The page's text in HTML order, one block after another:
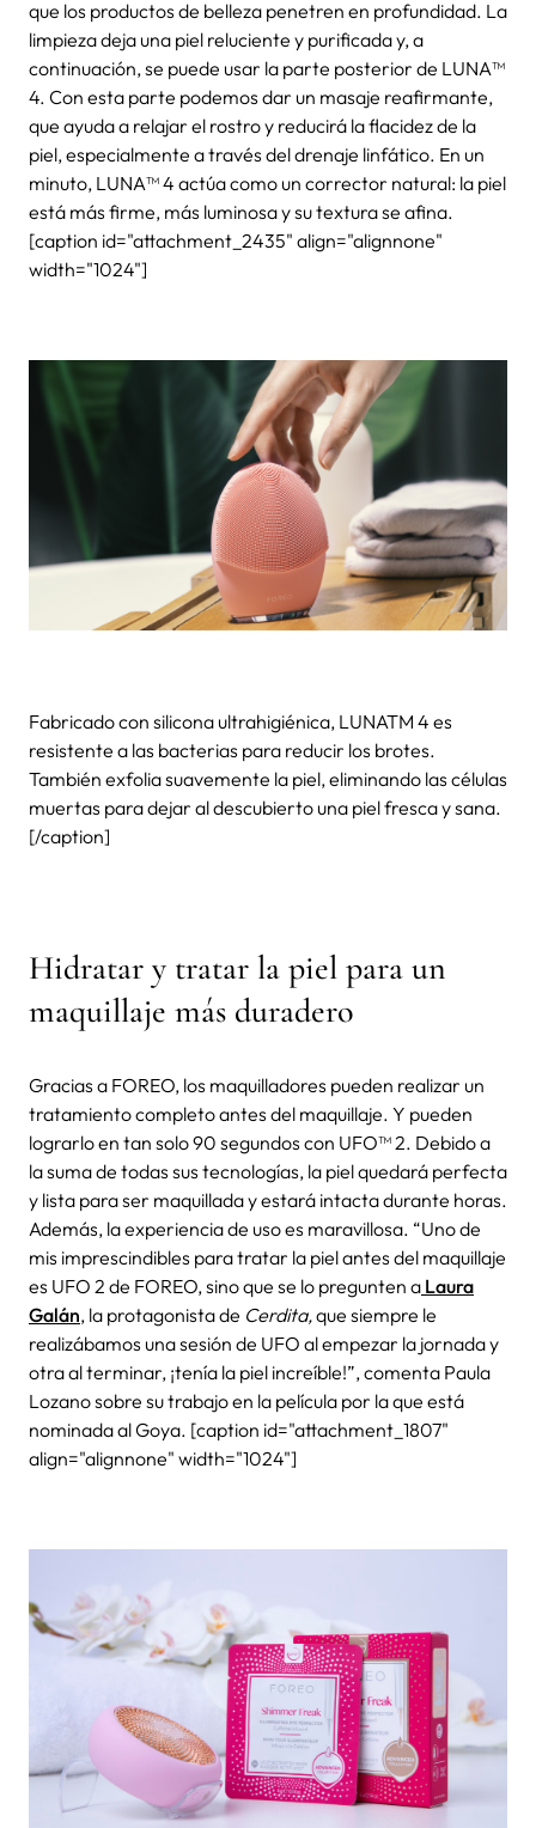
que los productos de belleza penetren en profundidad. La
limpieza deja una piel reluciente y purificada y, a
continuación, se puede usar la parte posterior de LUNA™
4. Con esta parte podemos dar un masaje reafirmante,
que ayuda a relajar el rostro y reducirá la flacidez de la
piel, especialmente a través del drenaje linfático. En un
minuto, LUNA™ 4 actúa como un corrector natural: la piel
está más firme, más luminosa y su textura se afina.
[caption id="attachment_2435" align="alignnone"
width="1024"]
Fabricado con silicona ultrahigiénica, LUNATM 4 es
resistente a las bacterias para reducir los brotes.
También exfolia suavemente la piel, eliminando las células
muertas para dejar al descubierto una piel fresca y sana.
[/caption]
Hidratar y tratar la piel para un
maquillaje más duradero
Gracias a FOREO, los maquilladores pueden realizar un
tratamiento completo antes del maquillaje. Y pueden
lograrlo en tan solo 90 segundos con UFO™ 2. Debido a
la suma de todas sus tecnologías, la piel quedará perfecta
y lista para ser maquillada y estará intacta durante horas.
Además, la experiencia de uso es maravillosa. “Uno de
mis imprescindibles para tratar la piel antes del maquillaje
es UFO 2 de FOREO, sino que se lo pregunten a Laura
Galán, la protagonista de Cerdita,que siempre le
realizábamos una sesión de UFO al empezar la jornada y
otra al terminar, ¡tenía la piel increíble!”, comenta Paula
Lozano sobre su trabajo en la película por la que está
nominada al Goya. [caption id="attachment_1807"
align="alignnone" width="1024"]